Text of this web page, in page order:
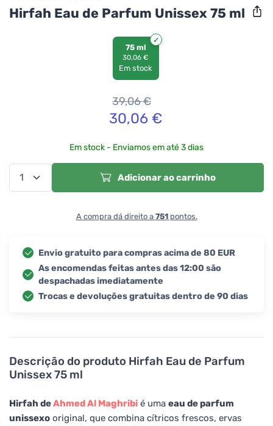
Descrição do produto Hirfah Eau de Parfum
Unissex 75 ml
Hirfah deAhmed Al Maghribi é uma eau de parfum
unissexo original, que combina cítricos frescos, ervas
Hirfah Eau de Parfum Unissex 75 ml
75 ml
30,06 €
Em stock
39,06€
30,06€
Em stock - Enviamos em até 3 dias
Adicionar ao carrinho
A compra dá direito a 751pontos.
Envio gratuito para compras acima de 80 EUR
As encomendas feitas antes das 12:00 são
despachadas imediatamente
Trocas e devoluções gratuitas dentro de 90 dias